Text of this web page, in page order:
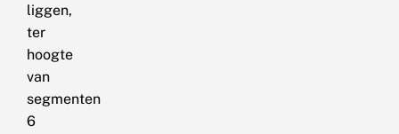
liggen,
ter
hoogte
van
segmenten
6